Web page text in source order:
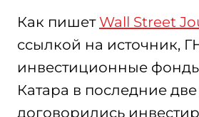
Как пишетWall Street
ссылкой на источник,
инвестиционные
Катара в последние
договорились